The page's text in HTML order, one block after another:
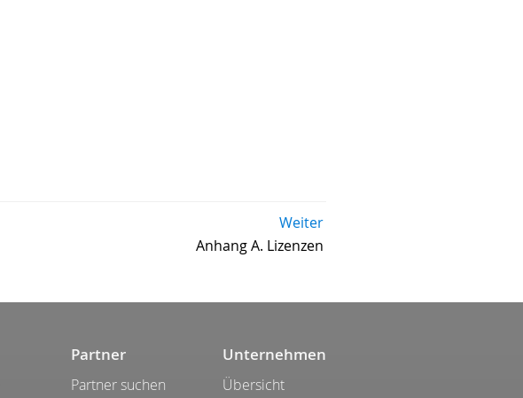
Weiter
Anhang A. Lizenzen
Partner
Partner suchen
Unternehmen
Übersicht